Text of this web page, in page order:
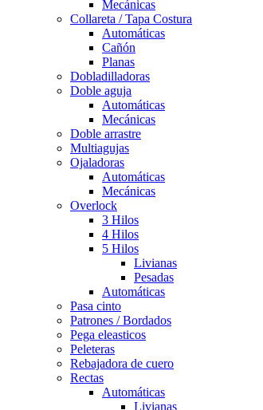
Mecánicas
Collareta / Tapa Costura
Automáticas
Cañón
Planas
Dobladilladoras
Doble aguja
Automáticas
Mecánicas
Doble arrastre
Multiagujas
Ojaladoras
Automáticas
Mecánicas
Overlock
3 Hilos
4 Hilos
5 Hilos
Livianas
Pesadas
Automáticas
Pasa cinto
Patrones / Bordados
Pega eleasticos
Peleteras
Rebajadora de cuero
Rectas
Automáticas
Livianas